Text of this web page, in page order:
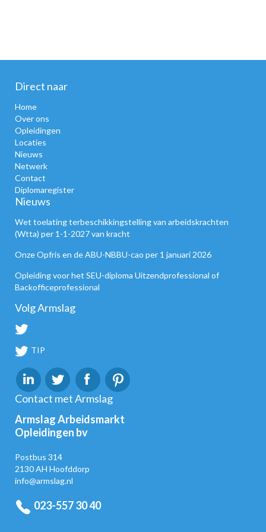
Direct naar
Home
Over ons
Opleidingen
Locaties
Nieuws
Netwerk
Contact
Diplomaregister
Nieuws
Wet toelating terbeschikkingstelling van arbeidskrachten
(Wtta) per 1-1-2027 van kracht
Onze Opfris en de ABU-NBBU-cao per 1 januari 2026
Opleiding voor het SEU-diploma Uitzendprofessional of
Backofficeprofessional
Volg Armslag
TIP
Contact met Armslag
Armslag Arbeidsmarkt
Opleidingen bv
Postbus 314
2130 AH Hoofddorp
info@armslag.nl
023-557 30 40